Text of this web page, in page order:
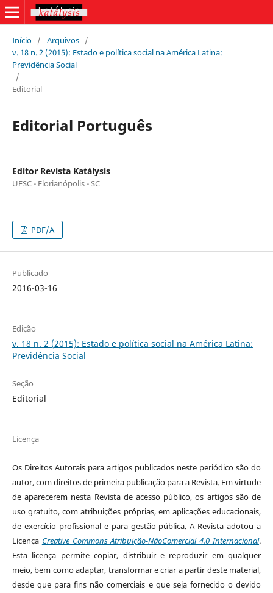
Início / Arquivos /
v. 18 n. 2 (2015): Estado e política social na América Latina:
Previdência Social
/
Editorial
Editorial Português
Editor Revista Katálysis
UFSC - Florianópolis - SC
PDF/A
Publicado
2016-03-16
Edição
v. 18 n. 2 (2015): Estado e política social na América Latina:
Previdência Social
Seção
Editorial
Licença
Os Direitos Autorais para artigos publicados neste periódico são do
autor, com direitos de primeira publicação para a Revista. Em virtude
de aparecerem nesta Revista de acesso público, os artigos são de
uso gratuito, com atribuições próprias, em aplicações educacionais,
de exercício profissional e para gestão pública. A Revista adotou a
Licença Creative Commons Atribuição-NãoComercial 4.0 Internacional.
Esta licença permite copiar, distribuir e reproduzir em qualquer
meio, bem como adaptar, transformar e criar a partir deste material,
desde que para fins não comerciais e que seja fornecido o devido